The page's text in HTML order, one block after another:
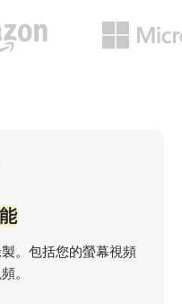
。包括您的螢幕視頻
。